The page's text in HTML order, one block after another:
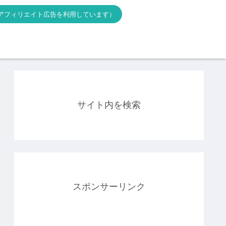
ィリエイト広告を利用しています）
サイト内を検索
スポンサーリンク